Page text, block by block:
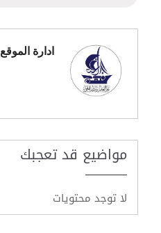
ادارة الموقع
مواضيع قد تعجبك
لا توجد محتويات